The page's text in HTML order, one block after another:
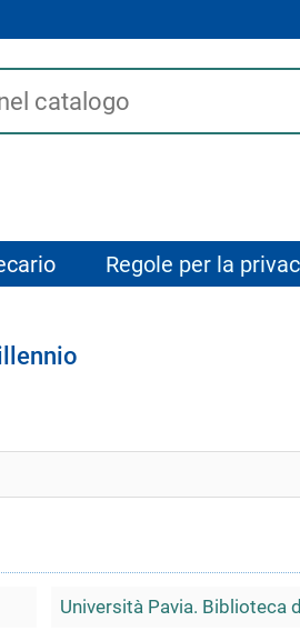
Regole per la
Università Pavia. Biblioteca